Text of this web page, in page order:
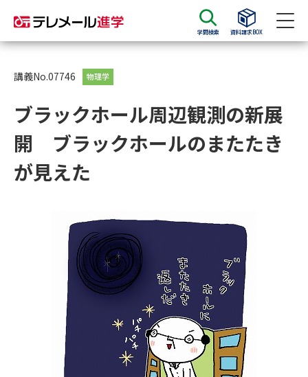
学問検索 資料請求BOX
資料請求
大学・短大の資料種類から請求
大学パンフ
大学・短大以外の資料から請求
専門学校の資料請求 大学院の資料請求
留学・進学関連、塾・予備校
大学入学共通テスト「受験案
内」の請求
講義No.07746 物理学
ブラックホール周辺観測の新展
開 ブラックホールのまたたき
が見えた